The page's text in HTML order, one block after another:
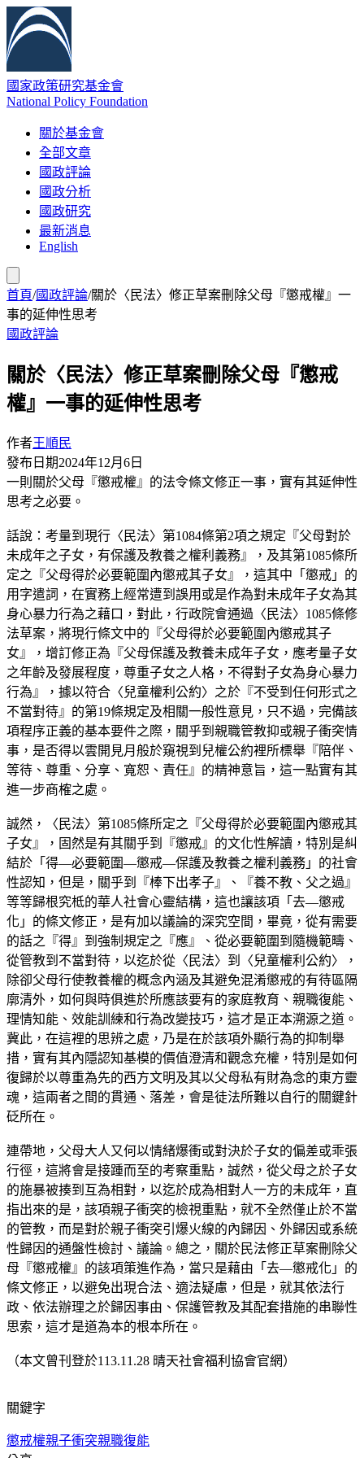
國家政策研究基金會
National Policy Foundation
關於基金會
全部文章
國政評論
國政分析
國政研究
最新消息
English
首頁/國政評論/關於〈民法〉修正草案刪除父母『懲戒權』一
事的延伸性思考
國政評論
關於〈民法〉修正草案刪除父母『懲戒
權』一事的延伸性思考
作者王順民
發布日期2024年12月6日
一則關於父母『懲戒權』的法令條文修正一事，實有其延伸性
思考之必要。
話說：考量到現行〈民法〉第1084條第2項之規定『父母對於
未成年之子女，有保護及教養之權利義務』，及其第1085條所
定之『父母得於必要範圍內懲戒其子女』，這其中「懲戒」的
用字遣詞，在實務上經常遭到誤用或是作為對未成年子女為其
身心暴力行為之藉口，對此，行政院會通過〈民法〉1085條修
法草案，將現行條文中的『父母得於必要範圍內懲戒其子
女』，增訂修正為『父母保護及教養未成年子女，應考量子女
之年齡及發展程度，尊重子女之人格，不得對子女為身心暴力
行為』，據以符合〈兒童權利公約〉之於『不受到任何形式之
不當對待』的第19條規定及相關一般性意見，只不過，完備該
項程序正義的基本要件之際，關乎到親職管教抑或親子衝突情
事，是否得以雲開見月般於窺視到兒權公約裡所標舉『陪伴、
等待、尊重、分享、寬恕、責任』的精神意旨，這一點實有其
進一步商榷之處。
誠然，〈民法〉第1085條所定之『父母得於必要範圍內懲戒其
子女』，固然是有其關乎到『懲戒』的文化性解讀，特別是糾
結於「得—必要範圍—懲戒—保護及教養之權利義務」的社會
性認知，但是，關乎到『棒下出孝子』、『養不教、父之過』
等等歸根究柢的華人社會心靈結構，這也讓該項「去—懲戒
化」的條文修正，是有加以議論的深究空間，畢竟，從有需要
的話之『得』到強制規定之『應』、從必要範圍到隨機範疇、
從管教到不當對待，以迄於從〈民法〉到〈兒童權利公約〉，
除卻父母行使教養權的概念內涵及其避免混淆懲戒的有待區隔
廓清外，如何與時俱進於所應該要有的家庭教育、親職復能、
理情知能、效能訓練和行為改變技巧，這才是正本溯源之道。
冀此，在這裡的思辨之處，乃是在於該項外顯行為的抑制舉
措，實有其內隱認知基模的價值澄清和觀念充權，特別是如何
復歸於以尊重為先的西方文明及其以父母私有財為念的東方靈
魂，這兩者之間的貫通、落差，會是徒法所難以自行的關鍵針
砭所在。
連帶地，父母大人又何以情緒爆衝或對決於子女的偏差或乖張
行徑，這將會是接踵而至的考察重點，誠然，從父母之於子女
的施暴被揍到互為相對，以迄於成為相對人一方的未成年，直
指出來的是，該項親子衝突的檢視重點，就不全然僅止於不當
的管教，而是對於親子衝突引爆火線的內歸因、外歸因或系統
性歸因的通盤性檢討、議論。總之，關於民法修正草案刪除父
母『懲戒權』的該項策進作為，當只是藉由「去—懲戒化」的
條文修正，以避免出現合法、適法疑慮，但是，就其依法行
政、依法辦理之於歸因事由、保護管教及其配套措施的串聯性
思索，這才是道為本的根本所在。
（本文曾刊登於113.11.28 晴天社會福利協會官網）
關鍵字
懲戒權親子衝突親職復能